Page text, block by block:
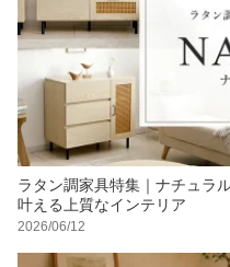
ラタン調家具特集｜ナチュラ
叶える上質なインテリア
2026/06/12